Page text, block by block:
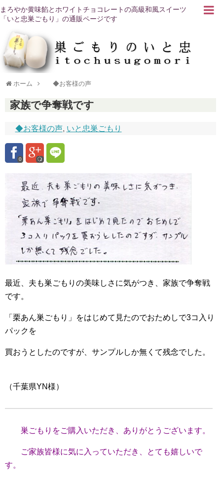
まろやか黄味餡とホワイトチョコレートの高級和風スイーツ
「いと忠巣ごもり」の通販ページです
ホーム ◆お客様の声
家族で争奪戦です
◆お客様の声, いと忠巣ごもり
0
最近、夫も巣ごもりの美味しさに気がつき、家族で争奪戦
です。
「栗あん巣ごもり」をはじめて見たのでおためしで3コ入り
パックを
買おうとしたのですが、サンプルしか無くて残念でした。
（千葉県YN様）
巣ごもりをご購入いただき、ありがとうございます。
ご家族皆様に気に入っていただき、とても嬉しいで
す。